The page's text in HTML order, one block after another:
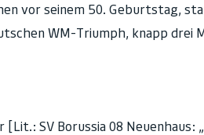
vor seinem 50. Geburtstag,
WM-Triumph, knapp drei
[Lit.: SV Borussia 08 Neuenhaus: